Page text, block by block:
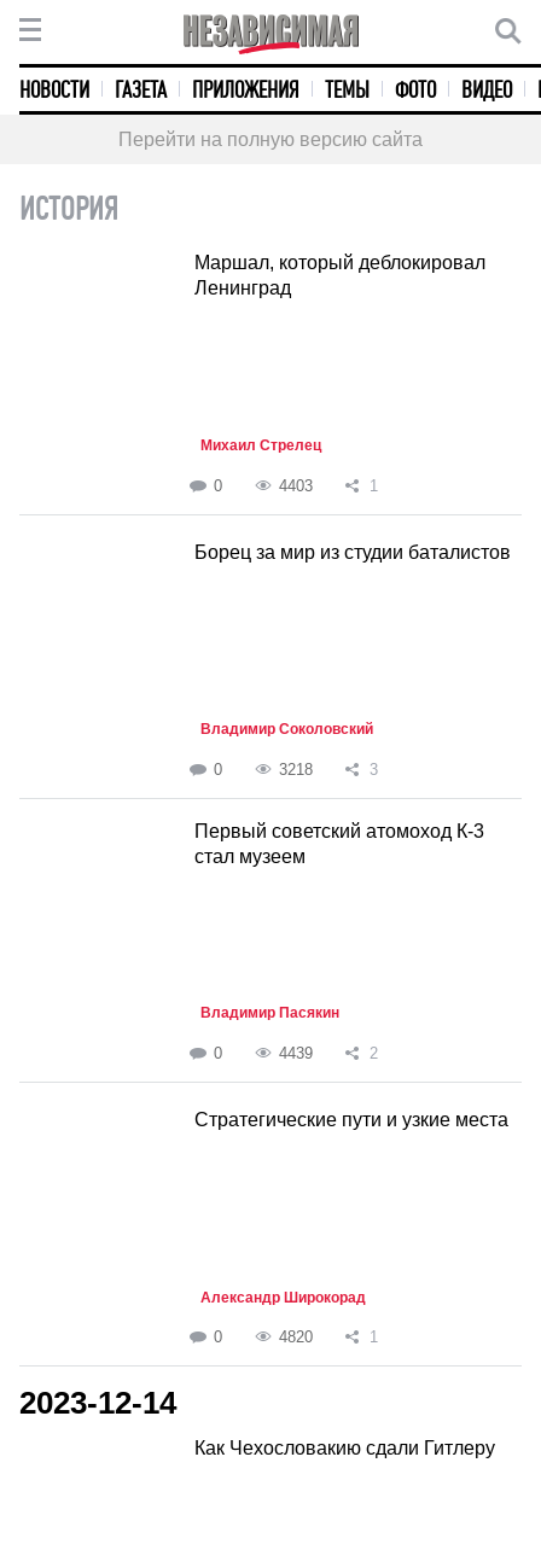
НОВОСТИ ГАЗЕТА ПРИЛОЖЕНИЯ ТЕМЫ ФОТО ВИДЕО
Перейти на полную версию сайта
ИСТОРИЯ
Маршал, который деблокировал
Ленинград
Михаил Стрелец
0 4403 1
Борец за мир из студии баталистов
Владимир Соколовский
0 3218 3
Первый советский атомоход К-3
стал музеем
Владимир Пасякин
0 4439 2
Стратегические пути и узкие места
Александр Широкорад
0 4820 1
2023-12-14
Как Чехословакию сдали Гитлеру